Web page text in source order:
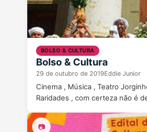
BOLSO & CULTURA
Bolso & Cultura
29 de outubro de 2019Eddie Junior
Cinema , Música , Teatro
Raridades , com certeza não é
📷